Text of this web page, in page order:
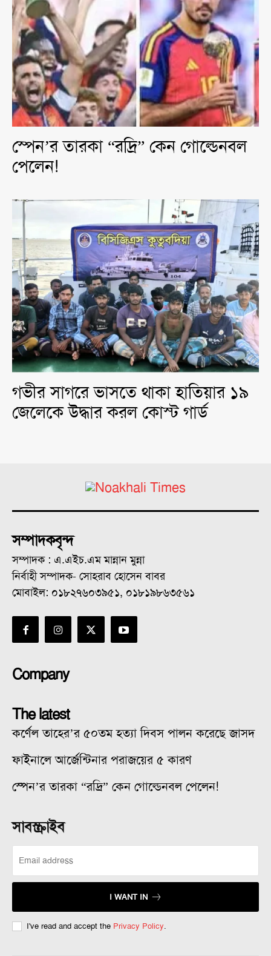
স্পেন’র তারকা “রদ্রি” কেন গোল্ডেনবল
পেলেন!
গভীর সাগরে ভাসতে থাকা হাতিয়ার ১৯
জেলেকে উদ্ধার করল কোস্ট গার্ড
সম্পাদকবৃন্দ
সম্পাদক : এ.এইচ.এম মান্নান মুন্না
নির্বাহী সম্পাদক- সোহরাব হোসেন বাবর
মোবাইল: ০১৮২৭৬০৩৯৫১, ০১৮১৯৮৬৩৫৬১
Company
The latest
কর্ণেল তাহের’র ৫০তম হত্যা দিবস পালন করেছে জাসদ
ফাইনালে আর্জেন্টিনার পরাজয়ের ৫ কারণ
স্পেন’র তারকা “রদ্রি” কেন গোল্ডেনবল পেলেন!
সাবস্ক্রাইব
I WANT IN
I've read and accept the Privacy Policy.